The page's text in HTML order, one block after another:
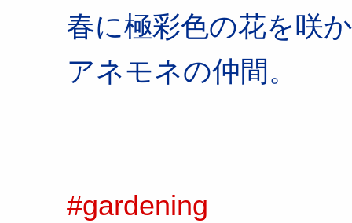
春に極彩色の花を咲
アネモネの仲間。
#gardening